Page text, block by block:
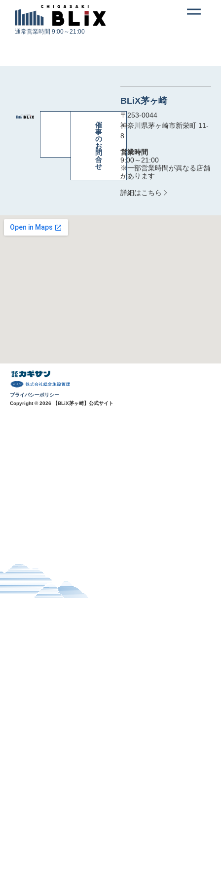
通常営業時間 9:00～21:00
投稿者: チョキチョキ
催
事
の
お
問
合
せ
BLiX茅ヶ崎
〒253-0044
神奈川県茅ヶ崎市新栄町 11-
8
営業時間
9:00～21:00
※一部営業時間が異なる店舗
があります
詳細はこちら
Copyright © 2026 【BLiX茅ヶ崎】公式サイト
プライバシーポリシー